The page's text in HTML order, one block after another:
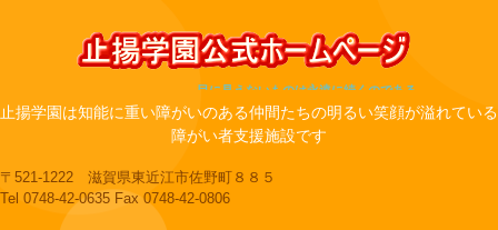
目に見えないものは永遠に続くのである
止揚学園は知能に重い障がいのある仲間たちの明るい笑顔が溢れている
障がい者支援施設です
〒521-1222 滋賀県東近江市佐野町８８５
Tel 0748-42-0635 Fax 0748-42-0806